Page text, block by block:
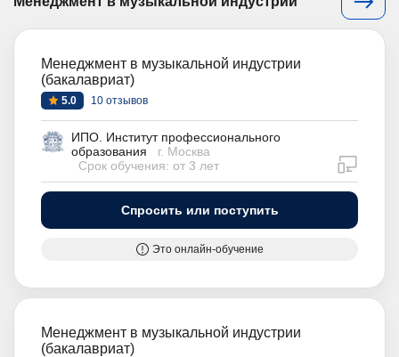
Менеджмент в музыкальной индустрии
(бакалавриат)
5.0 10 отзывов
ИПО. Институт профессионального
образования
г. Москва
Срок обучения: от 3 лет
Спросить или поступить
Это онлайн-обучение
Менеджмент в музыкальной индустрии
(бакалавриат)